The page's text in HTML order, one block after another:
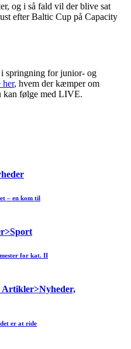
og i så fald vil der blive sat
efter Baltic Cup på Capacity
springning for junior- og
her, hvem der kæmper om
kan følge med LIVE.
– en kom til
for kat. II
er at ride